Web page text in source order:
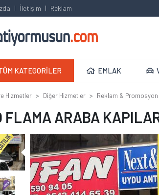
İletişim Reklam
KATEGORİLER EMLAK
Hizmetler Diğer Hizmetler Reklam & Promosyon
FLAMA ARABA